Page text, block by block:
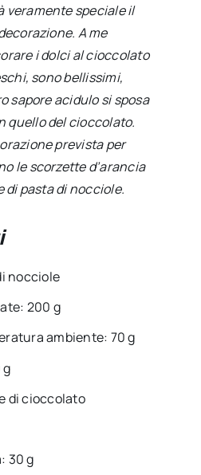
veramente speciale il
A me
i dolci al cioccolato
sono bellissimi,
sapore acidulo si sposa
quello del cioccolato.
prevista per
le scorzette d’arancia
di pasta di nocciole.
nocciole
200 g
ambiente: 70 g
di cioccolato
30 g